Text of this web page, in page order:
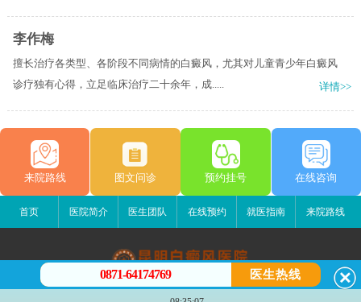
李作梅
擅长治疗各类型、各阶段不同病情的白癜风，尤其对儿童青少年白癜风
诊疗独有心得，立足临床治疗二十余年，成.....
详情>>
来院路线 图文问诊 预约挂号 在线咨询
首页 医院简介 医生团队 在线预约 就医指南 来院路线
昆明白癜风医院
0871-64174769 医生热线